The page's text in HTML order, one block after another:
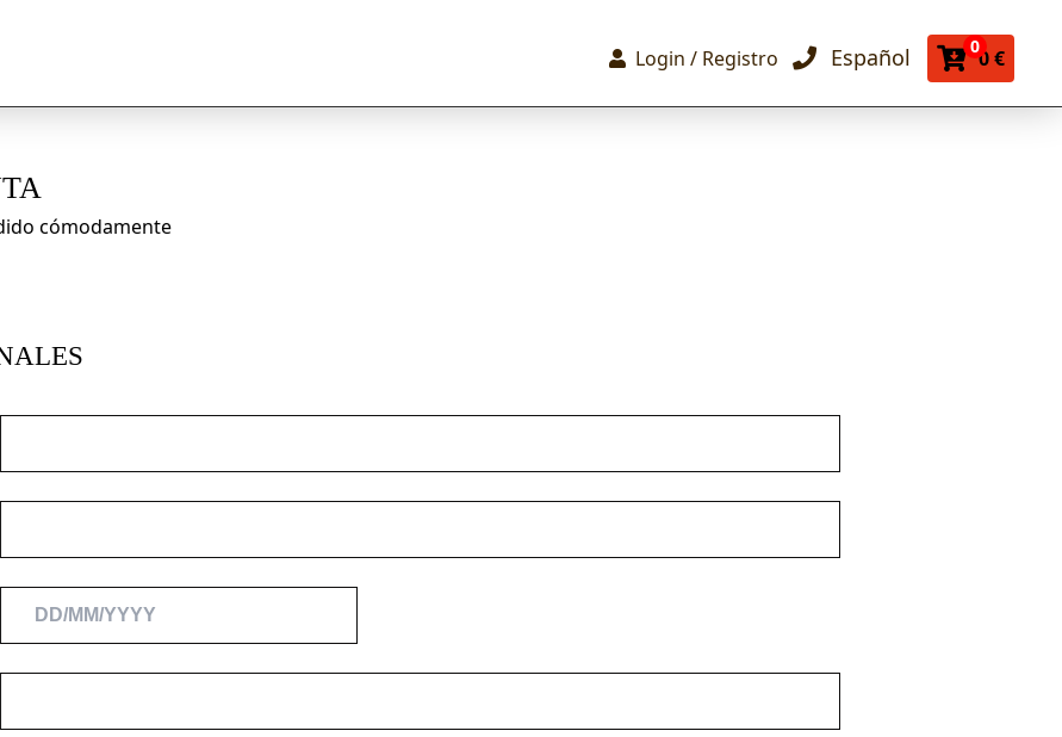
Login / Registro Español 00 €
cómodamente
Categorías